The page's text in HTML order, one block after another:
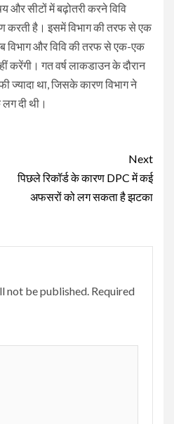
सीटों में बढ़ोतरी करने विवि
करती है। इसमें विभाग की तरफ से एक
विभाग और विवि की तरफ से एक-एक
करेंगी। गत वर्ष लाकडाउन के दौरान
ज्यादा था, जिसके कारण विभाग ने
लग दी थी।
Next
पिछले रिकॉर्ड के कारण DPC में कई
अफसरों को लग सकता है झटका
not be published. Required